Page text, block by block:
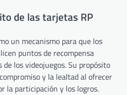
de las tarjetas RP
un mecanismo para que los
puntos de recompensa
los videojuegos. Su propósito
y la lealtad al ofrecer
la participación y los logros.